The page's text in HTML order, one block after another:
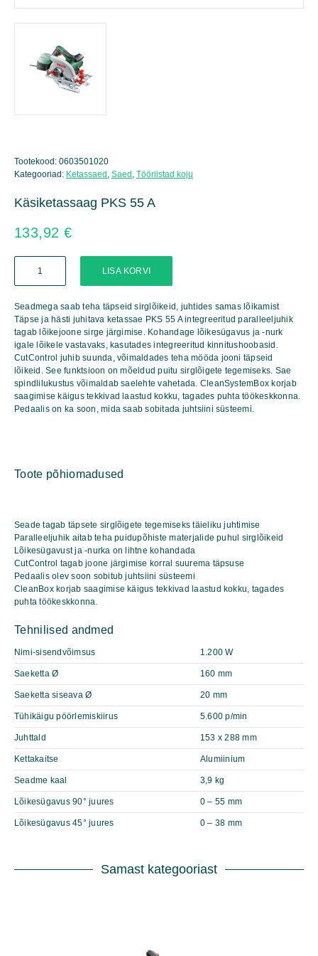
Tootekood: 0603501020
Kategooriad: Ketassaed Saed Tööriistad koju
Käsiketassaag PKS 55 A
133,92 €
55
kogus
LISA KORVI
Seadmega saab teha täpseid sirglõikeid, juhtides samas lõikamist
Täpse ja hästi juhitava ketassae PKS 55 A integreeritud paralleeljuhik
tagab lõikejoone sirge järgimise. Kohandage lõikesügavus ja -nurk
igale lõikele vastavaks, kasutades integreeritud kinnitushoobasid.
CutControl juhib suunda, võimaldades teha mööda jooni täpseid
lõikeid. See funktsioon on mõeldud puitu sirglõigete tegemiseks. Sae
spindlilukustus võimaldab saelehte vahetada. CleanSystemBox korjab
saagimise käigus tekkivad laastud kokku, tagades puhta töökeskkonna.
Pedaalis on ka soon, mida saab sobitada juhtsiini süsteemi.
Toote põhiomadused
Seade tagab täpsete sirglõigete tegemiseks täieliku juhtimise
Paralleeljuhik aitab teha puidupõhiste materjalide puhul sirglõikeid
Lõikesügavust ja -nurka on lihtne kohandada
CutControl tagab joone järgimise korral suurema täpsuse
Pedaalis olev soon sobitub juhtsiini süsteemi
CleanBox korjab saagimise käigus tekkivad laastud kokku, tagades
puhta töökeskkonna.
Tehnilised andmed
Nimi-sisendvõimsus 1.200 W
Saeketta Ø 160 mm
Saeketta siseava Ø 20 mm
Tühikäigu pöörlemiskiirus 5.600 p/min
Juhttald 153 x 288 mm
Kettakaitse Alumiinium
Seadme kaal 3,9 kg
Lõikesügavus 90° juures 0 – 55 mm
Lõikesügavus 45° juures 0 – 38 mm
Samast kategooriast